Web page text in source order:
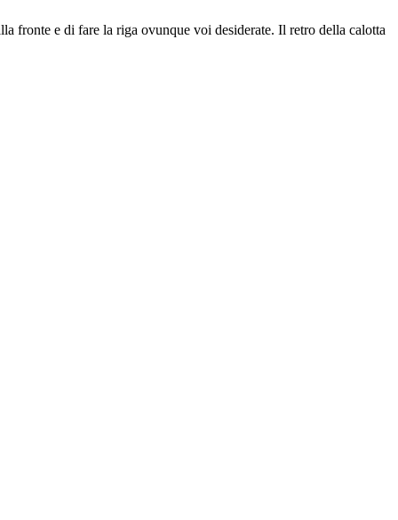
fronte e di fare la riga ovunque voi desiderate. Il retro della calotta